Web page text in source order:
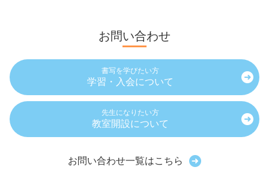
お問い合わせ
書写を学びたい方
学習・入会について
先生になりたい方
教室開設について
お問い合わせ一覧はこちら